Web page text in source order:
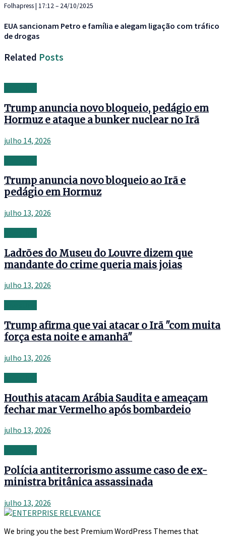
Folhapress | 17:12 – 24/10/2025
EUA sancionam Petro e família e alegam ligação com tráfico
de drogas
Related Posts
Trump anuncia novo bloqueio, pedágio em
Hormuz e ataque a bunker nuclear no Irã
julho 14, 2026
Trump anuncia novo bloqueio ao Irã e
pedágio em Hormuz
julho 13, 2026
Ladrões do Museu do Louvre dizem que
mandante do crime queria mais joias
julho 13, 2026
Trump afirma que vai atacar o Irã "com muita
força esta noite e amanhã"
julho 13, 2026
Houthis atacam Arábia Saudita e ameaçam
fechar mar Vermelho após bombardeio
julho 13, 2026
Polícia antiterrorismo assume caso de ex-
ministra britânica assassinada
julho 13, 2026
We bring you the best Premium WordPress Themes that